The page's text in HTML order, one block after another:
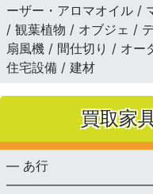
ーザー・アロマオイル /
/ 観葉植物 / オブジェ /
扇風機 / 間仕切り / オー
住宅設備 / 建材
買取家
— あ行